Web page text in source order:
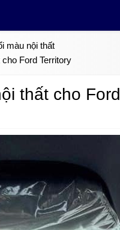
màu nội thất
Ford Territory
thất cho Ford